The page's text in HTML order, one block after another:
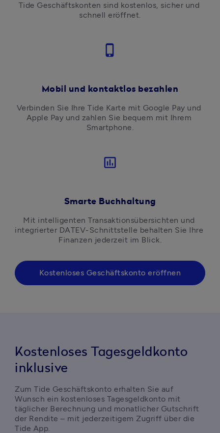
Tide Geschäftskonten sind kostenlos, sicher und
schnell eröffnet.
phone_iphone
Mobil und kontaktlos bezahlen
Verbinden Sie Ihre Tide Karte mit Google Pay und
Apple Pay und zahlen Sie bequem mit Ihrem
Smartphone.
insert_chart_outlined
Smarte Buchhaltung
Mit intelligenten Transaktionsübersichten und
integrierter DATEV-Schnittstelle behalten Sie Ihre
Finanzen jederzeit im Blick.
Kostenloses Geschäftskonto eröffnen
Kostenloses Tagesgeldkonto
inklusive
Zum Tide Geschäftskonto erhalten Sie auf
Wunsch ein kostenloses Tagesgeldkonto mit
täglicher Berechnung und monatlicher Gutschrift
der Rendite – mit jederzeitigem Zugriff über die
Tide App.